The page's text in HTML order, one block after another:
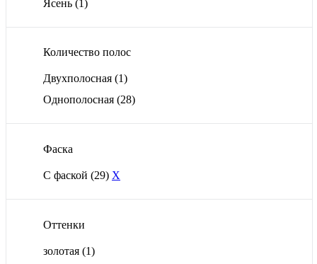
Ясень (1)
Количество полос
Двухполосная (1)
Однополосная (28)
Фаска
С фаской (29) X
Оттенки
золотая (1)